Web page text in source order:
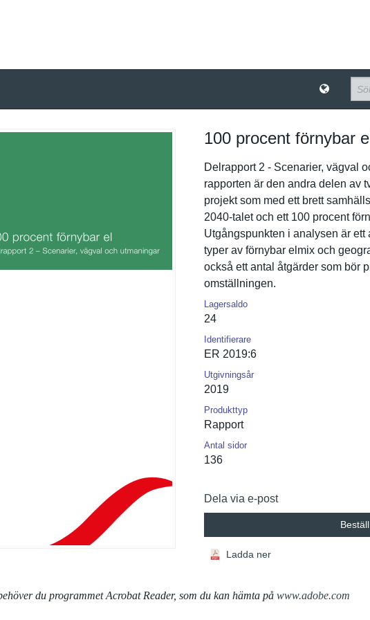
100 procent förnybar
Delrapport 2 - Scenarier, vägval
rapporten är den andra delen av
projekt som med ett brett
2040-talet och ett 100 procent
Utgångspun­kten i analysen är
typer av förnybar elmix och
också ett antal åtgärder som bör
omställnin­gen.
Lagersaldo
24
Identifierare
ER 2019:6
Utgivningsår
2019
Produkttyp
Rapport
Antal sidor
136
Dela via e-post
Beställ
Ladda ner
du programmet Acrobat Reader, som du kan hämta på www.adobe.com